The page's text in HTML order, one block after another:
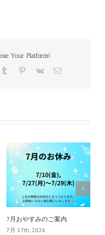
Your Platform!
Tumblr Pinterest
Vk
電
7月おやすみのご案内
7月 17th, 2026